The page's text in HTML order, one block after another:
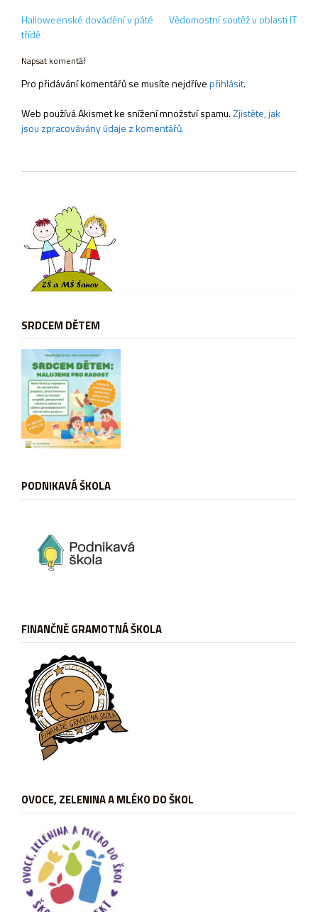
Navigace
pro
příspěvek
Halloweenské dovádění v páté
třídě
Vědomostní soutěž v oblasti IT
Napsat komentář
Pro přidávání komentářů se musíte nejdřívepřihlásit.
Web používá Akismet ke snížení množství spamu.Zjistěte, jak
jsou zpracovávány údaje z komentářů.
SRDCEM DĚTEM
PODNIKAVÁ ŠKOLA
FINANČNĚ GRAMOTNÁ ŠKOLA
OVOCE, ZELENINA A MLÉKO DO ŠKOL